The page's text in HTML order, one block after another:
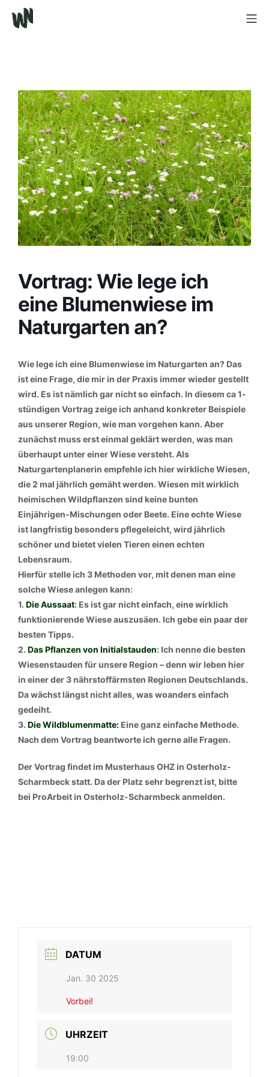
Vortrag: Wie lege ich
eine Blumenwiese im
Naturgarten an?
Wie lege ich eine Blumenwiese im Naturgarten an? Das
ist eine Frage, die mir in der Praxis immer wieder gestellt
wird. Es ist nämlich gar nicht so einfach. In diesem ca 1-
stündigen Vortrag zeige ich anhand konkreter Beispiele
aus unserer Region, wie man vorgehen kann. Aber
zunächst muss erst einmal geklärt werden, was man
überhaupt unter einer Wiese versteht. Als
Naturgartenplanerin empfehle ich hier wirkliche Wiesen,
die 2 mal jährlich gemäht werden. Wiesen mit wirklich
heimischen Wildpflanzen sind keine bunten
Einjährigen-Mischungen oder Beete. Eine echte Wiese
ist langfristig besonders pflegeleicht, wird jährlich
schöner und bietet vielen Tieren einen echten
Lebensraum.
Hierfür stelle ich 3 Methoden vor, mit denen man eine
solche Wiese anlegen kann:
1. Die Aussaat: Es ist gar nicht einfach, eine wirklich
funktionierende Wiese auszusäen. Ich gebe ein paar der
besten Tipps.
2. Das Pflanzen von Initialstauden: Ich nenne die besten
Wiesenstauden für unsere Region – denn wir leben hier
in einer der 3 nährstoffärmsten Regionen Deutschlands.
Da wächst längst nicht alles, was woanders einfach
gedeiht.
3. Die Wildblumenmatte: Eine ganz einfache Methode.
Nach dem Vortrag beantworte ich gerne alle Fragen.
Der Vortrag findet im Musterhaus OHZ in Osterholz-
Scharmbeck statt. Da der Platz sehr begrenzt ist, bitte
bei ProArbeit in Osterholz-Scharmbeck anmelden.
DATUM
Jan. 30 2025
Vorbei!
UHRZEIT
19:00